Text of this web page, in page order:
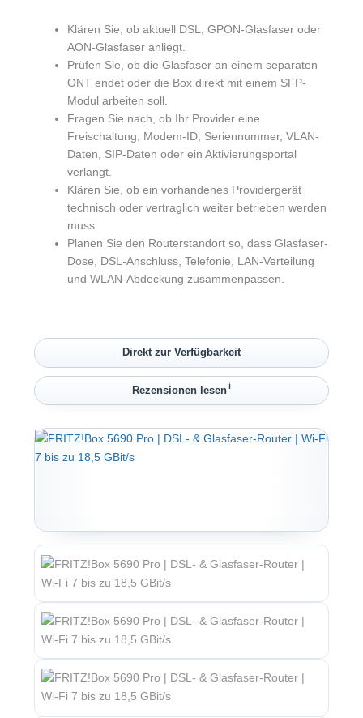
Klären Sie, ob aktuell DSL, GPON-Glasfaser oder
AON-Glasfaser anliegt.
Prüfen Sie, ob die Glasfaser an einem separaten
ONT endet oder die Box direkt mit einem SFP-
Modul arbeiten soll.
Fragen Sie nach, ob Ihr Provider eine
Freischaltung, Modem-ID, Seriennummer, VLAN-
Daten, SIP-Daten oder ein Aktivierungsportal
verlangt.
Klären Sie, ob ein vorhandenes Providergerät
technisch oder vertraglich weiter betrieben werden
muss.
Planen Sie den Routerstandort so, dass Glasfaser-
Dose, DSL-Anschluss, Telefonie, LAN-Verteilung
und WLAN-Abdeckung zusammenpassen.
Direkt zur Verfügbarkeit
Rezensionen lesen ℹ︎